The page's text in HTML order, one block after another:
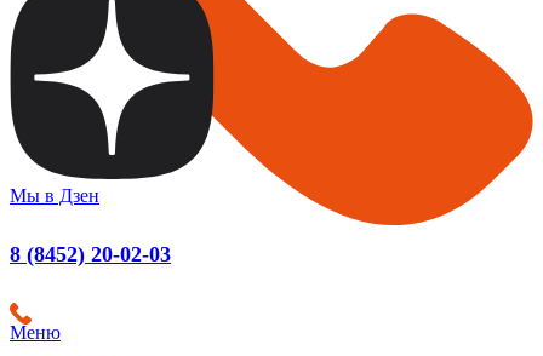
8 (8452) 20-02-03
Меню
Мы в Дзен